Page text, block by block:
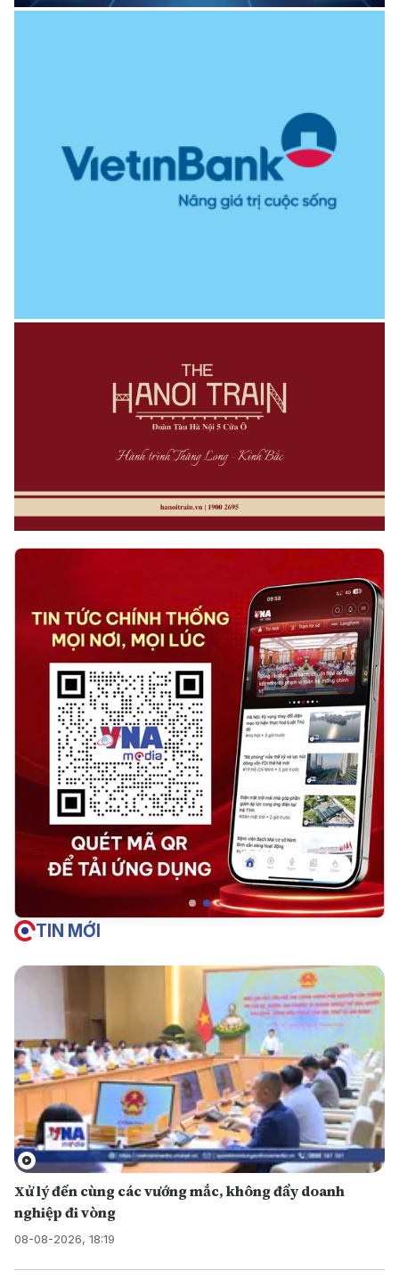
TIN MỚI
Xử lý đến cùng các vướng mắc, không đẩy doanh
nghiệp đi vòng
08-08-2026, 18:19